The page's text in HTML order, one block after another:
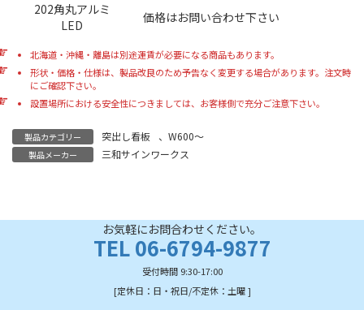
202角丸アルミ
LED
価格はお問い合わせ下さい
北海道・沖縄・離島は別途運賃が必要になる商品もあります。
形状・価格・仕様は、製品改良のため予告なく変更する場合があります。注文時
にご確認下さい。
設置場所における安全性につきましては、お客様側で充分ご注意下さい。
製品カテゴリー 突出し看板 、 W600～
製品メーカー 三和サインワークス
お気軽にお問合わせください。
TEL 06-6794-9877
受付時間 9:30-17:00
[定休日：日・祝日/不定休：土曜 ]